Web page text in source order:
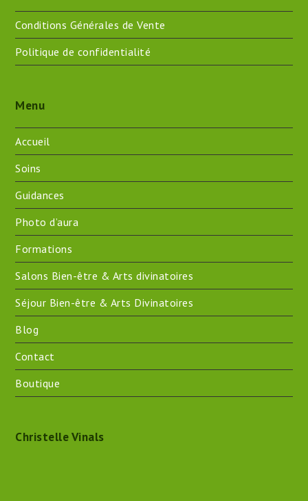
Conditions Générales de Vente
Politique de confidentialité
Menu
Accueil
Soins
Guidances
Photo d’aura
Formations
Salons Bien-être & Arts divinatoires
Séjour Bien-être & Arts Divinatoires
Blog
Contact
Boutique
Christelle Vinals